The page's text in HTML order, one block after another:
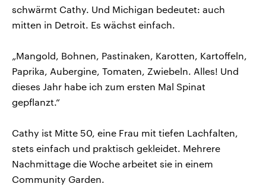
schwärmt Cathy. Und Michigan bedeutet: auch
mitten in Detroit. Es wächst einfach.
„Mangold, Bohnen, Pastinaken, Karotten, Kartoffeln,
Paprika, Aubergine, Tomaten, Zwiebeln. Alles! Und
dieses Jahr habe ich zum ersten Mal Spinat
gepflanzt.“
Cathy ist Mitte 50, eine Frau mit tiefen Lachfalten,
stets einfach und praktisch gekleidet. Mehrere
Nachmittage die Woche arbeitet sie in einem
Community Garden.